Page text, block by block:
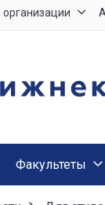
Факультеты